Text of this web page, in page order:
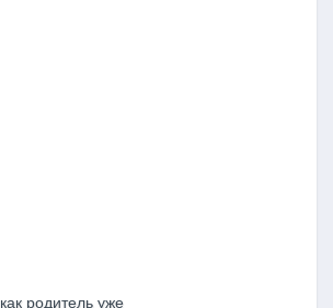
родитель уже